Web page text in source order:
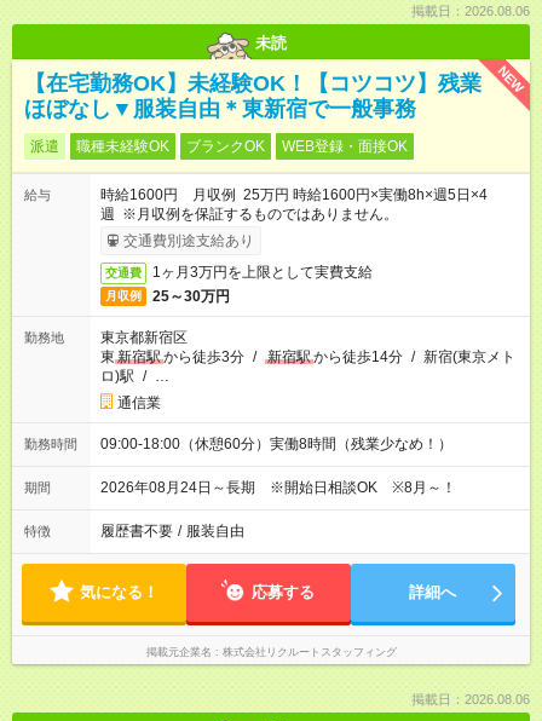
掲載日：2026.08.06
未読
NEW
【在宅勤務OK】未経験OK！【コツコツ】残業
ほぼなし▼服装自由＊東新宿で一般事務
派遣 職種未経験OK ブランクOK WEB登録・面接OK
給与
時給1600円 月収例 25万円 時給1600円×実働8h×週5日×4
週 ※月収例を保証するものではありません。
交通費別途支給あり
交通費 1ヶ月3万円を上限として実費支給
月収例 25～30万円
勤務地
東京都新宿区
東 新宿駅から徒歩3分 / 新宿駅から徒歩14分 / 新宿(東京メト
ロ)駅 / …
通信業
勤務時間 09:00-18:00（休憩60分）実働8時間（残業少なめ！）
期間 2026年08月24日～長期 ※開始日相談OK ※8月～！
特徴 履歴書不要 / 服装自由
気になる！ 応募する 詳細へ
掲載元企業名 株式会社リクルートスタッフィング
掲載日：2026.08.06